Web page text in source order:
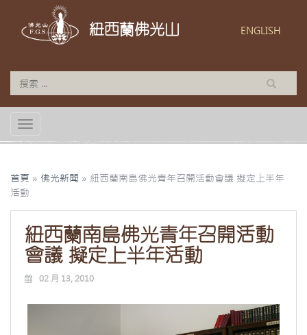
紐西蘭佛光山 ENGLISH
TOGGLE NAVIGATION
首頁 » 佛光新聞 » 紐西蘭南島佛光青年召開活動會議 擬定上半年
活動
紐西蘭南島佛光青年召開活動
會議 擬定上半年活動
02 月 13, 2010